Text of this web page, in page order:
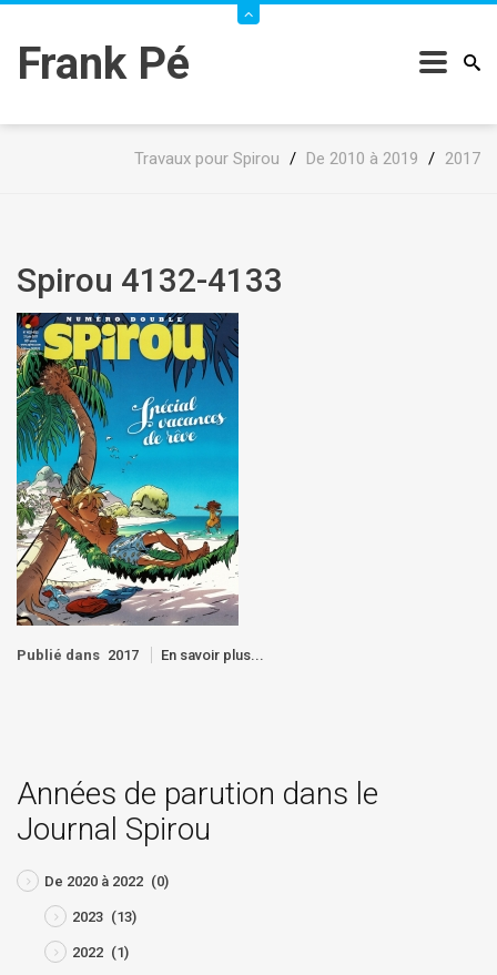
Frank Pé
Travaux pour Spirou / De 2010 à 2019 / 2017
Spirou 4132-4133
Publié dans 2017 En savoir plus...
Années de parution dans le
Journal Spirou
De 2020 à 2022 (0)
2023 (13)
2022 (1)